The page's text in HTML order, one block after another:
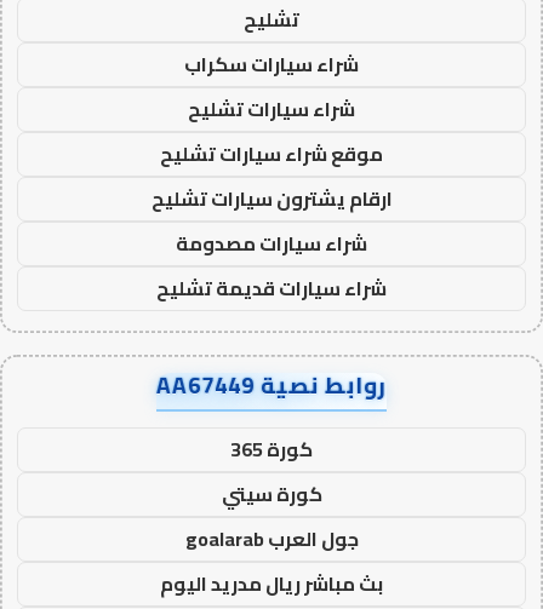
تشليح
شراء سيارات سكراب
شراء سيارات تشليح
موقع شراء سيارات تشليح
ارقام يشترون سيارات تشليح
شراء سيارات مصدومة
شراء سيارات قديمة تشليح
روابط نصية AA67449
كورة 365
كورة سيتي
جول العرب goalarab
بث مباشر ريال مدريد اليوم